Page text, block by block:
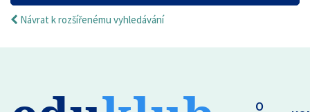
Návrat k rozšířenému vyhledávání
O